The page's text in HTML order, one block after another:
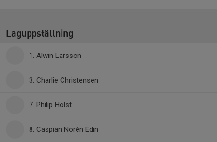
Laguppställning
1. Alwin Larsson
3. Charlie Christensen
7. Philip Holst
8. Caspian Norén Edin